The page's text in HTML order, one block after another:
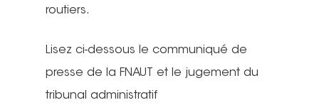
routiers.
Lisez ci-dessous le communiqué de
presse de la FNAUT et le jugement du
tribunal administratif